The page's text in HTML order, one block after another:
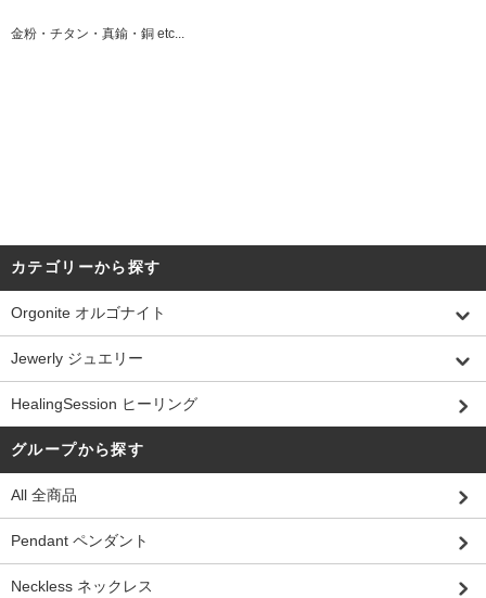
金粉・チタン・真鍮・銅 etc...
カテゴリーから探す
Orgonite オルゴナイト
Jewerly ジュエリー
HealingSession ヒーリング
グループから探す
All 全商品
Pendant ペンダント
Neckless ネックレス